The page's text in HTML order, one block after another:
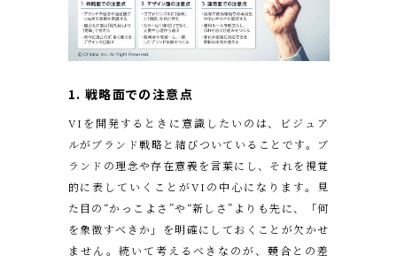
1. 戦略面での注意点
VIを開発するときに意識したいのは、ビジュア
ルがブランド戦略と結びついていることです。ブ
ランドの理念や存在意義を言葉にし、それを視覚
的に表していくことがVIの中心になります。見
た目の“かっこよさ”や“新しさ”よりも先に、「何
を象徴すべきか」を明確にしておくことが欠かせ
ません。続いて考えるべきなのが、競合との差